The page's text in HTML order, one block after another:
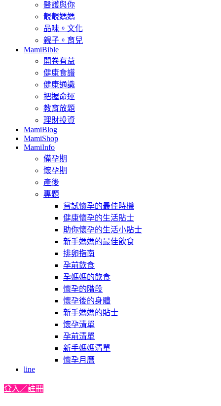
醫護與你
靚靚媽媽
品味。文化
親子。育兒
MamiBible
開卷有益
健康食譜
健康通識
把握命運
教育放題
理財投資
MamiBlog
MamiShop
MamiInfo
備孕期
懷孕期
產後
專題
嘗試懷孕的最佳時機
健康懷孕的生活貼士
助你懷孕的生活小貼士
新手媽媽的最佳飲食
排卵指南
孕前飲食
孕媽媽的飲食
懷孕的階段
懷孕後的身體
新手媽媽的貼士
懷孕清單
孕前清單
新手媽媽清單
懷孕月曆
line
登入／註冊